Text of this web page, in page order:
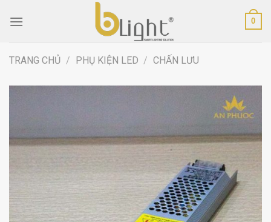
0
TRANG CHỦ / PHỤ KIỆN LED / CHẤN LƯU